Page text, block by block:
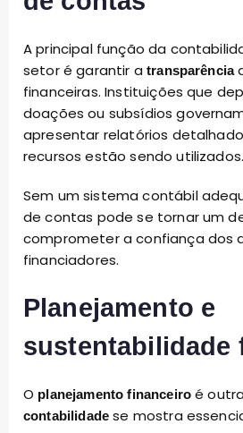
A principal função da
setor é garantir atransparência
financeiras. Instituições que
doações ou subsídios
apresentar relatórios
recursos estão sendo utilizados.
Sem um sistema contábil
de contas pode se tornar um
comprometer a confiança dos
financiadores.
Planejamento e
sustentabilidade
O planejamento financeiro é
contabilidadese mostra